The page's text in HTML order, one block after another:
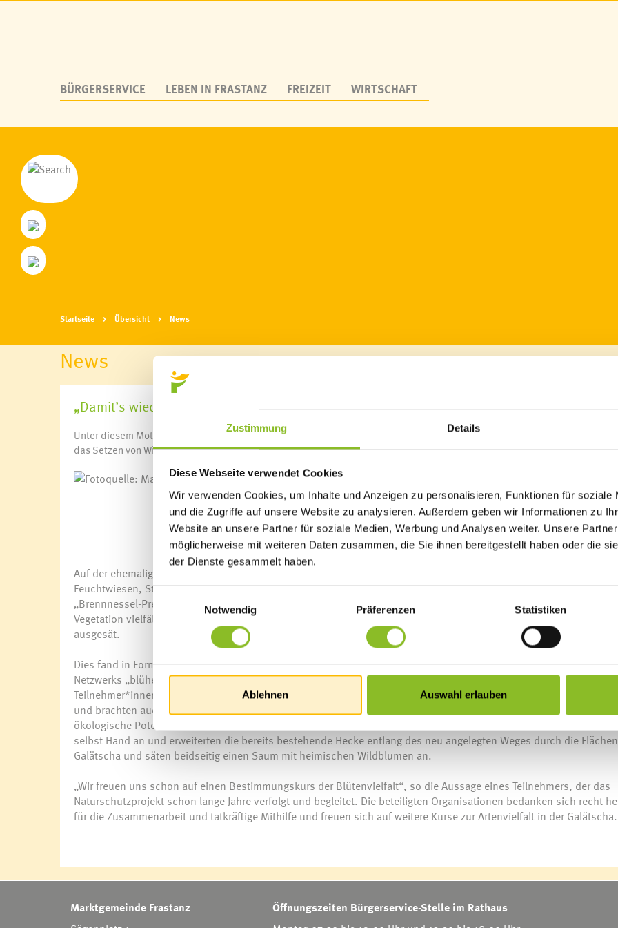
Zustimmung Details
Diese Webseite verwendet Cookies
Wir verwenden Cookies, um Inhalte und Anzeigen zu personalisieren, Funktionen für soziale
und die Zugriffe auf unsere Website zu analysieren. Außerdem geben wir Informationen zu
Website an unsere Partner für soziale Medien, Werbung und Analysen weiter. Unsere
möglicherweise mit weiteren Daten zusammen, die Sie ihnen bereitgestellt haben oder die
der Dienste gesammelt haben.
Einwilligungsauswahl
Notwendig
Präferenzen Statistiken
Ablehnen Auswahl erlauben
BÜRGERSERVICE LEBEN IN FRASTANZ FREIZEIT WIRTSCHAFT
Startseite Übersicht News
News
„Damit’s wieder singt, summt und brummt“
Unter diesem Motto trafen sich 20 Teilnehmer*innen aus ganz Vorarlberg am 17.04.2021 in Frastanz zum Praxiskurs.
das Setzen von Wildstrauch- und Blütenhecken im Fokus.
Fotoquelle: Marlies Sperandio
Fotoqeulle: Simone König
Fotoquelle: Markus
Auf der ehemaligen Bodenaushubdeponie in der Galätscha entstanden neue Flächen für die Artenvielfalt:
Feuchtwiesen, Streue-Flächen wurden bereits angesät und Obstbäume gepflanzt. Das Projekt wurde bereits mit
„Brennnessel-Preis“ des Netzwerks „blühendes Österreich“ ausgezeichnet. Um die Landschaft strukturreicher und
Vegetation vielfältiger zu machen, wurden zusätzlich Wildstrauchhecken angelegt und bunte Saummischungen
ausgesät.
Dies fand in Form eines Praxiskurses in Zusammenarbeit mit der Marktgemeinde Frastanz, des
Netzwerks „blühendes Vorarlberg“ und des Obst- und Gartenbauvereines Frastanz am 17. April 2021 statt. Die 20
Teilnehmer*innen aus ganz Vorarlberg folgten aufmerksam den Ausführungen der Landschaftsplanerin Simone König
und brachten auch selbst viel Praxiswissen und Erfahrungen ein. Am Vormittag wurden im Frastanzer Rathaus das
ökologische Potential von Wildstrauch- und Blütenhecken besprochen. Am Nachmittag legten die Teilnehmer*innen
selbst Hand an und erweiterten die bereits bestehende Hecke entlang des neu angelegten Weges durch die
Galätscha und säten beidseitig einen Saum mit heimischen Wildblumen an.
„Wir freuen uns schon auf einen Bestimmungskurs der Blütenvielfalt“, so die Aussage eines Teilnehmers, der das
Naturschutzprojekt schon lange Jahre verfolgt und begleitet. Die beteiligten Organisationen bedanken sich recht
für die Zusammenarbeit und tatkräftige Mithilfe und freuen sich auf weitere Kurse zur Artenvielfalt in der Galätscha.
Marktgemeinde Frastanz
Öffnungszeiten Bürgerservice-Stelle im Rathaus